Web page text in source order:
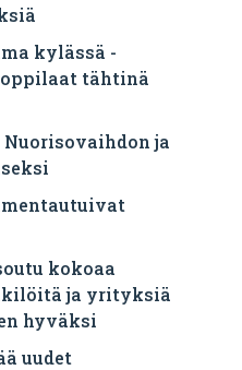
kylässä -
tähtinä
Nuorisovaihdon ja
kokoaa
ja yrityksiä
hyväksi
uudet